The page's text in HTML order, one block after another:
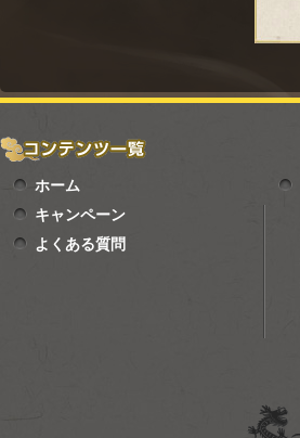
ホーム
キャンペーン
よくある質問